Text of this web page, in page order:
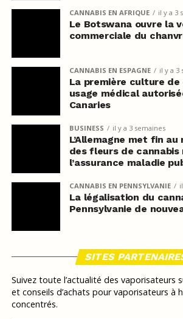
CANNABIS EN AFRIQUE il y a 3
Le Botswana ouvre la
commerciale du
CANNABIS EN ESPAGNE il y a 3
La première culture de
usage médical
Canaries
BUSINESS il y a 3 semaines
L’Allemagne met fin
des fleurs de cannabis
l’assurance maladie
CANNABIS EN PENNSYLVANIE
La légalisation du
Pennsylvanie de
SITES
Suivez toute l’actualité des vaporisateurs
et conseils d’achats pour vaporisateurs à
concentrés.